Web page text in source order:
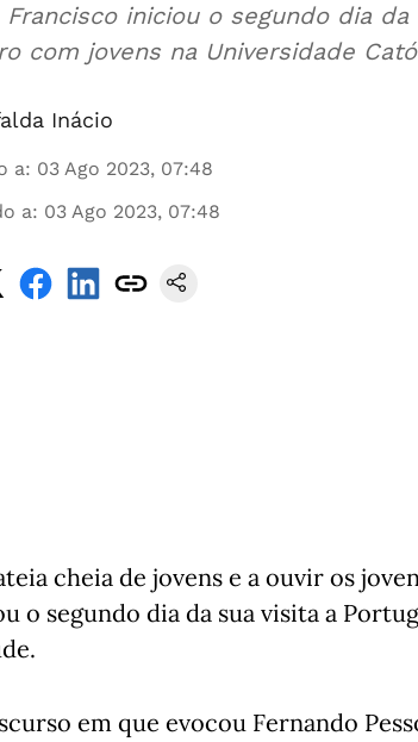
Francisco iniciou o segundo dia
com jovens na Universidade
Inácio
a: 03 Ago 2023, 07:48
a: 03 Ago 2023, 07:48
cheia de jovens e a ouvir os
o segundo dia da sua visita a
em que evocou Fernando